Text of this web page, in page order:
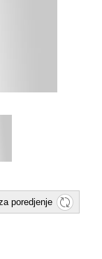
poredjenje